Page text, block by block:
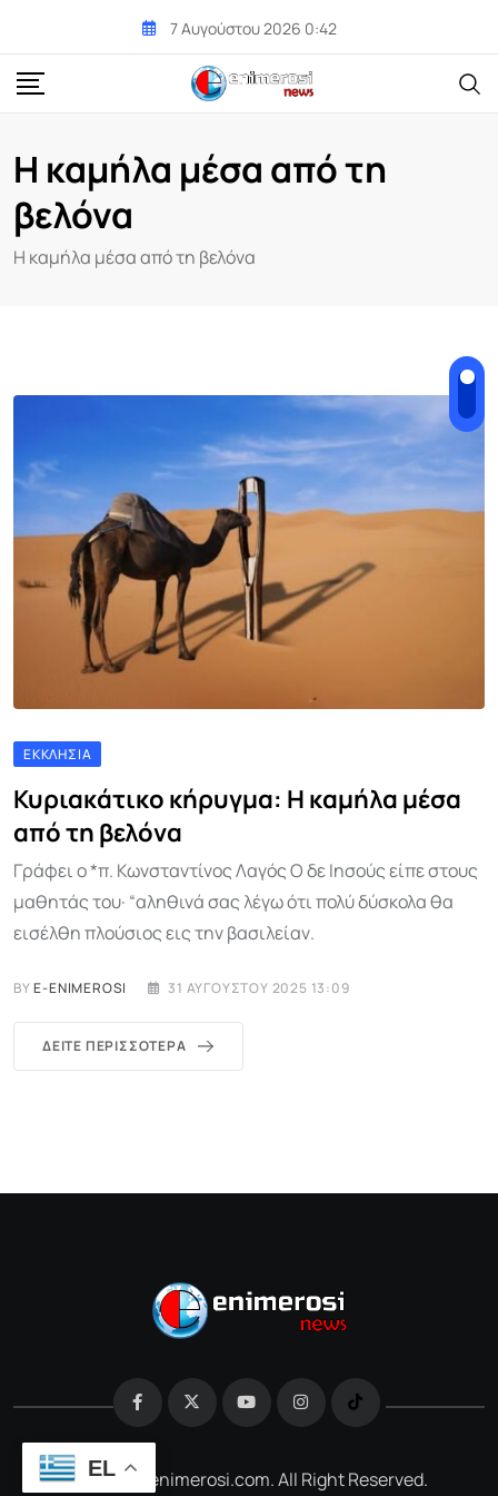
content
7 Αυγούστου 2026 0:42
Η καμήλα μέσα από τη
βελόνα
Η καμήλα μέσα από τη βελόνα
ΕΚΚΛΗΣΊΑ
Κυριακάτικο κήρυγμα: Η καμήλα μέσα
από τη βελόνα
Γράφει ο *π. Κωνσταντίνος Λαγός Ο δε Ιησούς είπε στους
μαθητάς του· “αληθινά σας λέγω ότι πολύ δύσκολα θα
εισέλθη πλούσιος εις την βασιλείαν.
BYE-ENIMEROSI 31 ΑΥΓΟΎΣΤΟΥ 2025 13:09
ΔΕΊΤΕ ΠΕΡΙΣΣΌΤΕΡΑ
@2026 e-enimerosi.com. All Right Reserved.
EL